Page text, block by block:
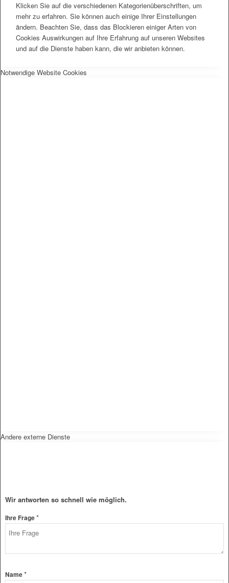
Klicken Sie auf die verschiedenen Kategorienüberschriften, um
mehr zu erfahren. Sie können auch einige Ihrer Einstellungen
ändern. Beachten Sie, dass das Blockieren einiger Arten von
Cookies Auswirkungen auf Ihre Erfahrung auf unseren Websites
und auf die Dienste haben kann, die wir anbieten können.
Notwendige Website Cookies
Andere externe Dienste
Wir antworten so schnell wie möglich.
Ihre Frage*
Name*